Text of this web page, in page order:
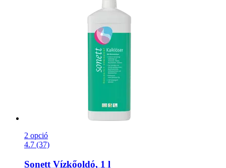
2 opció
4.7 (37)
Sonett Vízkőoldó, 1 l